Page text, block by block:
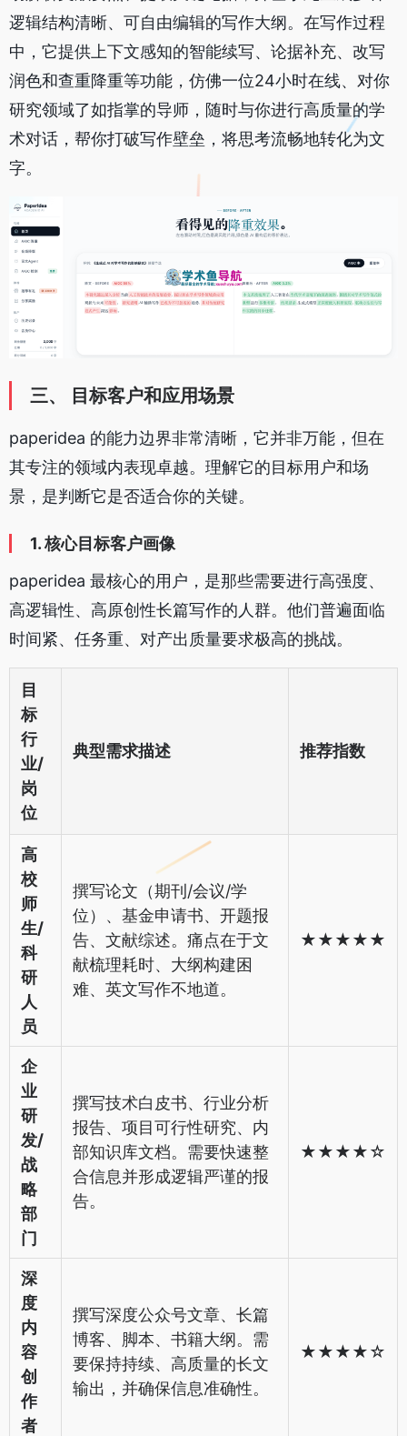
逻辑结构清晰、可自由编辑的写作大纲。在写作过程
中，它提供上下文感知的智能续写、论据补充、改写
润色和查重降重等功能，仿佛一位24小时在线、对你
研究领域了如指掌的导师，随时与你进行高质量的学
术对话，帮你打破写作壁垒，将思考流畅地转化为文
字。
三、 目标客户和应用场景
paperidea 的能力边界非常清晰，它并非万能，但在
其专注的领域内表现卓越。理解它的目标用户和场
景，是判断它是否适合你的关键。
1. 核心目标客户画像
paperidea 最核心的用户，是那些需要进行高强度、
高逻辑性、高原创性长篇写作的人群。他们普遍面临
时间紧、任务重、对产出质量要求极高的挑战。
目
标
行
业/
岗
位
典型需求描述 推荐指数
高
校
师
生/
科
研
人
员
撰写论文（期刊/会议/学
位）、基金申请书、开题报
告、文献综述。痛点在于文
献梳理耗时、大纲构建困
难、英文写作不地道。
★★★★★
企
业
研
发/
战
略
部
门
撰写技术白皮书、行业分析
报告、项目可行性研究、内
部知识库文档。需要快速整
合信息并形成逻辑严谨的报
告。
★★★★☆
深
度
内
容
创
作
者
撰写深度公众号文章、长篇
博客、脚本、书籍大纲。需
要保持持续、高质量的长文
输出，并确保信息准确性。
★★★★☆